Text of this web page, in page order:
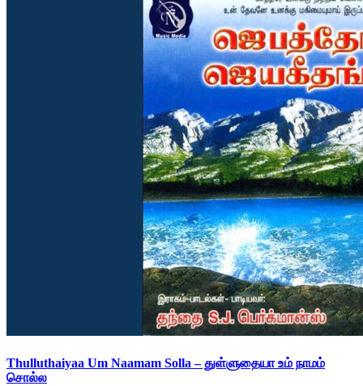
Thulluthaiyaa Um Naamam Solla – துள்ளுதையா உம் நாமம்
சொல்ல